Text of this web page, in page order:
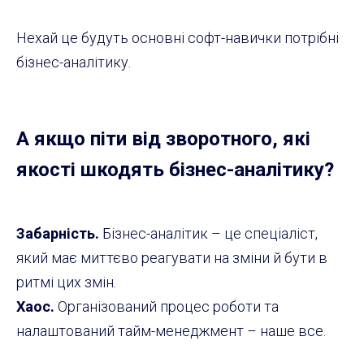
Нехай це будуть основні софт-навички потрібні
бізнес-аналітику.
А якщо піти від зворотного, які
якості шкодять бізнес-аналітику?
Забарність. Бізнес-аналітик – це спеціаліст,
який має миттєво реагувати на зміни й бути в
ритмі цих змін.
Хаос. Організований процес роботи та
налаштований тайм-менеджмент – наше все.